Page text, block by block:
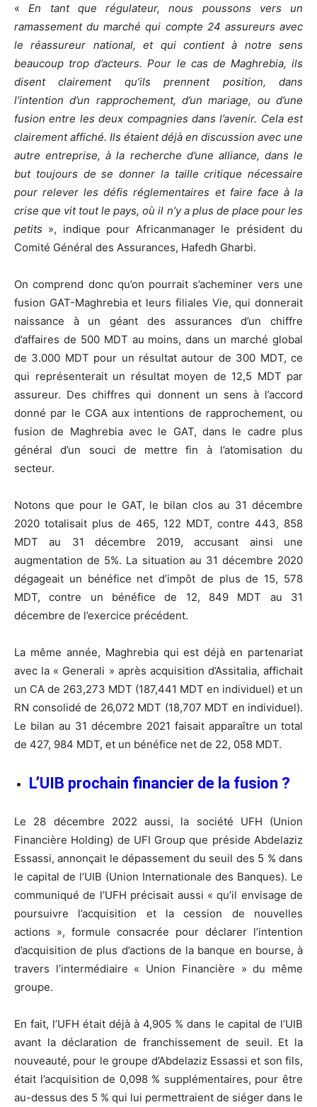
«En tant que régulateur, nous poussons vers un
ramassement du marché qui compte 24 assureurs avec
le réassureur national, et qui contient à notre sens
beaucoup trop d’acteurs. Pour le cas de Maghrebia, ils
disent clairement qu’ils prennent position, dans
l’intention d’un rapprochement, d’un mariage, ou d’une
fusion entre les deux compagnies dans l’avenir. Cela est
clairement affiché. Ils étaient déjà en discussion avec une
autre entreprise, à la recherche d’une alliance, dans le
but toujours de se donner la taille critique nécessaire
pour relever les défis réglementaires et faire face à la
crise que vit tout le pays, où il n’y a plus de place pour les
petits », indique pour Africanmanager le président du
Comité Général des Assurances, Hafedh Gharbi.
On comprend donc qu’on pourrait s’acheminer vers une
fusion GAT-Maghrebia et leurs filiales Vie, qui donnerait
naissance à un géant des assurances d’un chiffre
d’affaires de 500 MDT au moins, dans un marché global
de 3.000 MDT pour un résultat autour de 300 MDT, ce
qui représenterait un résultat moyen de 12,5 MDT par
assureur. Des chiffres qui donnent un sens à l’accord
donné par le CGA aux intentions de rapprochement, ou
fusion de Maghrebia avec le GAT, dans le cadre plus
général d’un souci de mettre fin à l’atomisation du
secteur.
Notons que pour le GAT, le bilan clos au 31 décembre
2020 totalisait plus de 465, 122 MDT, contre 443, 858
MDT au 31 décembre 2019, accusant ainsi une
augmentation de 5%. La situation au 31 décembre 2020
dégageait un bénéfice net d’impôt de plus de 15, 578
MDT, contre un bénéfice de 12, 849 MDT au 31
décembre de l’exercice précédent.
La même année, Maghrebia qui est déjà en partenariat
avec la « Generali » après acquisition d’Assitalia, affichait
un CA de 263,273 MDT (187,441 MDT en individuel) et un
RN consolidé de 26,072 MDT (18,707 MDT en individuel).
Le bilan au 31 décembre 2021 faisait apparaître un total
de 427, 984 MDT, et un bénéfice net de 22, 058 MDT.
L’UIB prochain financier de la fusion ?
Le 28 décembre 2022 aussi, la société UFH (Union
Financière Holding) de UFI Group que préside Abdelaziz
Essassi, annonçait le dépassement du seuil des 5 % dans
le capital de l’UIB (Union Internationale des Banques). Le
communiqué de l’UFH précisait aussi « qu’il envisage de
poursuivre l’acquisition et la cession de nouvelles
actions », formule consacrée pour déclarer l’intention
d’acquisition de plus d’actions de la banque en bourse, à
travers l’intermédiaire « Union Financière » du même
groupe.
En fait, l’UFH était déjà à 4,905 % dans le capital de l’UIB
avant la déclaration de franchissement de seuil. Et la
nouveauté, pour le groupe d’Abdelaziz Essassi et son fils,
était l’acquisition de 0,098 % supplémentaires, pour être
au-dessus des 5 % qui lui permettraient de siéger dans le